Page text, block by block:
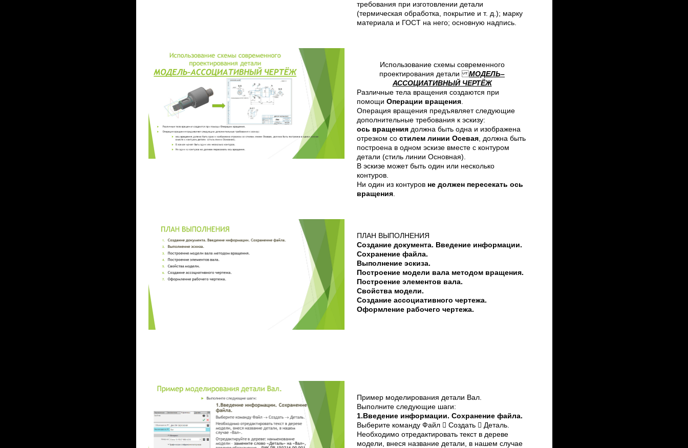
требования при изготовлении детали
(термическая обработка, покрытие и т. д.); марку
материала и ГОСТ на него; основную надпись.
Использование схемы современного
проектирования деталиМОДЕЛЬ–
АССОЦИАТИВНЫЙ ЧЕРТЁЖ
Различные тела вращения создаются при
помощи Операции вращения.
Операция вращения предъявляет следующие
дополнительные требования к эскизу:
ось вращения должна быть одна и изображена
отрезком со стилем линии Осевая, должна быть
построена в одном эскизе вместе с контуром
детали (стиль линии Основная).
В эскизе может быть один или несколько
контуров.
Ни один из контуров не должен пересекать ось
вращения.
ПЛАН ВЫПОЛНЕНИЯ
Создание документа. Введение информации.
Сохранение файла.
Выполнение эскиза.
Построение модели вала методом вращения.
Построение элементов вала.
Свойства модели.
Создание ассоциативного чертежа.
Оформление рабочего чертежа.
Пример моделирования детали Вал.
Выполните следующие шаги:
1.Введение информации. Сохранение файла.
Выберите команду Файл  Создать  Деталь.
Необходимо отредактировать текст в дереве
модели, внеся название детали, в нашем случае